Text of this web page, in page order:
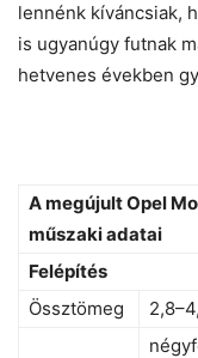
lennénk kíváncsiak,
is ugyanúgy futnak
hetvenes években
A megújult Opel
műszaki adatai
Felépítés
Össztömeg